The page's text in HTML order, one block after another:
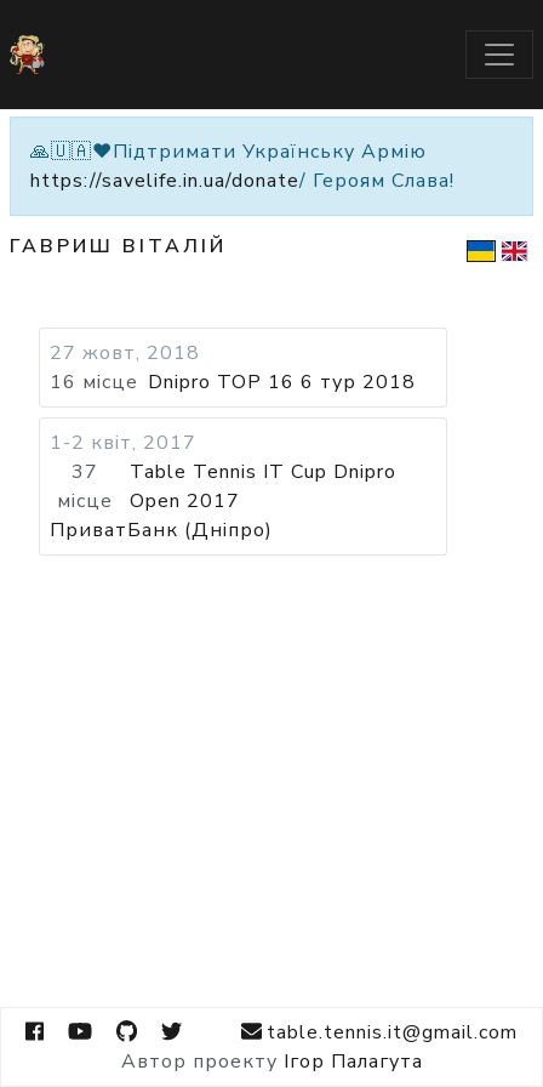
🙏🇺🇦❤️Підтримати Українську Армію
https://savelife.in.ua/donate/ Героям Слава!
ГАВРИШ ВІТАЛІЙ
27 жовт, 2018
16 місце Dnipro TOP 16 6 тур 2018
1-2 квіт, 2017
37
місце
Table Tennis IT Cup Dnipro
Open 2017
ПриватБанк (Дніпро)
table.tennis.it@gmail.com
Автор проекту Ігор Палагута